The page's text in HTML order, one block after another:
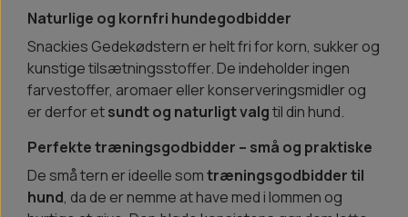
Naturlige og kornfri hundegodbidder
Snackies Gedekødstern er helt fri for korn, sukker og
kunstige tilsætningsstoffer. De indeholder ingen
farvestoffer, aromaer eller konserveringsmidler og
er derfor etsundt og naturligt valgtil din hund.
Perfekte træningsgodbidder – små og praktiske
De små tern er ideelle somtræningsgodbidder til
hund, da de er nemme at have med i lommen og